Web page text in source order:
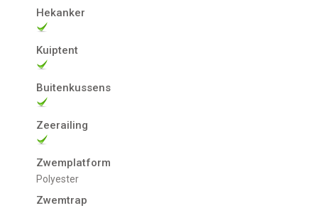
Hekanker
Kuiptent
Buitenkussens
Zeerailing
Zwemplatform
Polyester
Zwemtrap